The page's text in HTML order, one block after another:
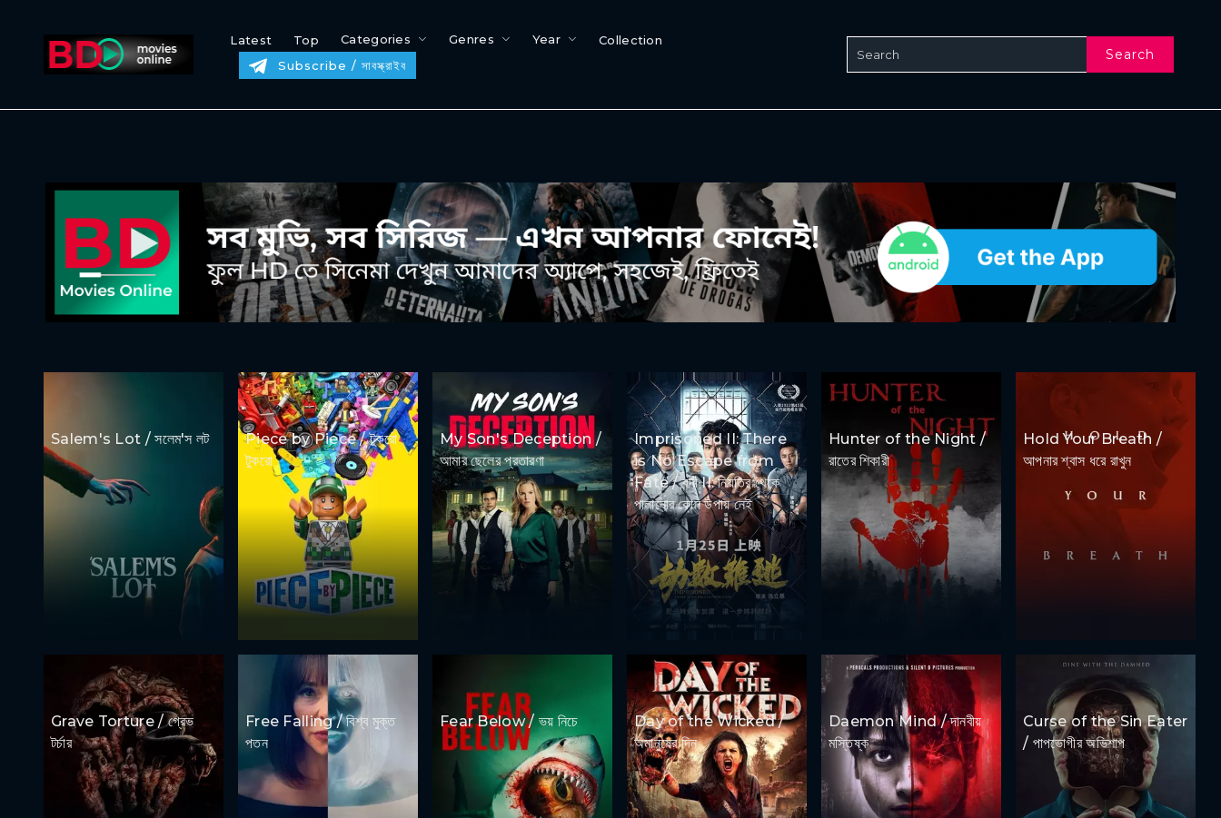
Latest Top Categories Genres Year
Collection
Subscribe / সাবস্ক্রাইব
Search
Salem's Lot / সলেম'স লট
Piece by Piece / টুকরো
টুকরো
My Son's Deception /
আমার ছেলের প্রতারণা
Imprisoned II: There
is No Escape from
Fate / বন্দী II: নিয়তির থেকে
পালানোর কোন উপায় নেই
Hunter of the Night /
রাতের শিকারী
Hold Your Breath /
আপনার শ্বাস ধরে রাখুন
Grave Torture / গ্রেভ
টর্চার
Free Falling / বিশ্ব মুক্ত
পতন
Fear Below / ভয় নিচে
Day of the Wicked /
অমানুষের দিন
Daemon Mind / দানবীয়
মস্তিষ্ক
Curse of the Sin Eater
/ পাপভোগীর অভিশাপ